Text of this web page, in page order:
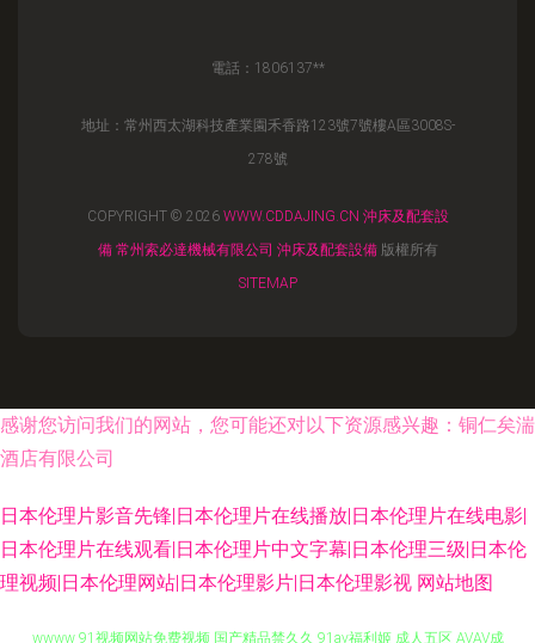
電話：1806137**
地址：常州西太湖科技產業園禾香路123號7號樓A區3008S-
278號
COPYRIGHT © 2026 WWW.CDDAJING.CN 沖床及配套設
備 常州索必達機械有限公司 沖床及配套設備版權所有
SITEMAP
感谢您访问我们的网站，您可能还对以下资源感兴趣：铜仁矣湍
酒店有限公司
日本伦理片影音先锋|日本伦理片在线播放|日本伦理片在线电影|
日本伦理片在线观看|日本伦理片中文字幕|日本伦理三级|日本伦
理视频|日本伦理网站|日本伦理影片|日本伦理影视 网站地图